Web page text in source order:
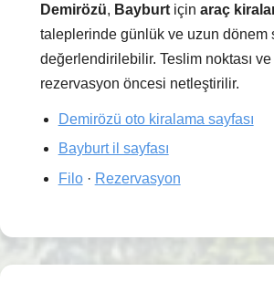
Demirözü, Bayburt içinaraç
taleplerinde günlük ve uzun dönem
değerlendirilebilir. Teslim noktası
rezervasyon öncesi netleştirilir.
Demirözü oto kiralama sayfası
Bayburt il sayfası
Filo· Rezervasyon